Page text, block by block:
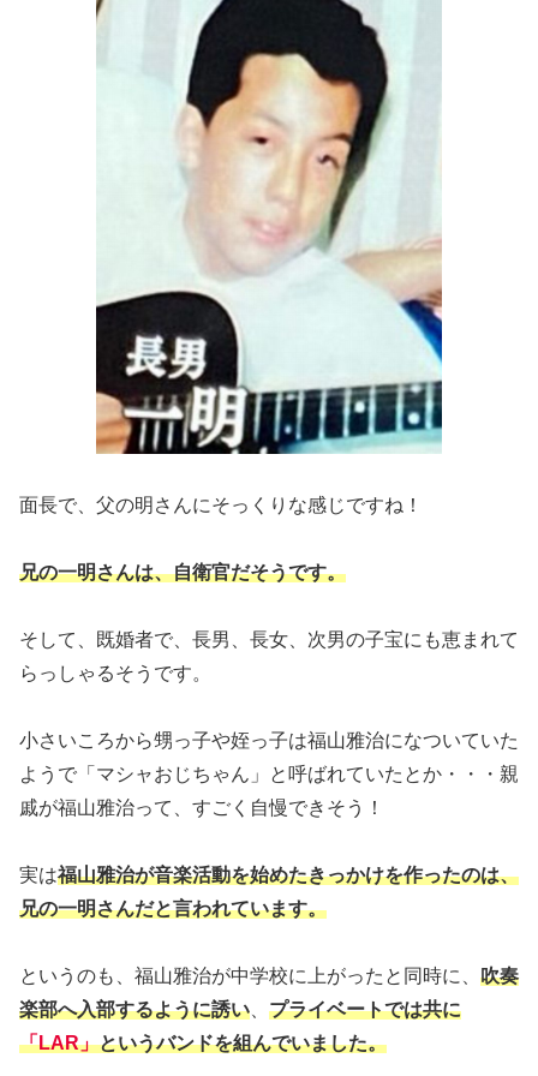
面長で、父の明さんにそっくりな感じですね！
兄の一明さんは、自衛官だそうです。
そして、既婚者で、長男、長女、次男の子宝にも恵まれて
らっしゃるそうです。
小さいころから甥っ子や姪っ子は福山雅治になついていた
ようで「マシャおじちゃん」と呼ばれていたとか・・・親
戚が福山雅治って、すごく自慢できそう！
実は福山雅治が音楽活動を始めたきっかけを作ったのは、
兄の一明さんだと言われています。
というのも、福山雅治が中学校に上がったと同時に、 吹奏
楽部へ入部するように誘い
プライベートでは共に
「LAR」というバンドを組んでいました。